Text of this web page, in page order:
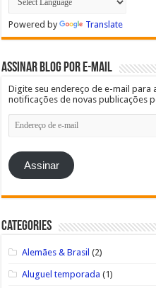
Powered by Translate
Assinar blog por e-mail
Digite seu endereço de e-mail para
notificações de novas publicações
Endereço
de
mail
Assinar
Categories
Alemães & Brasil (2)
Aluguel temporada (1)